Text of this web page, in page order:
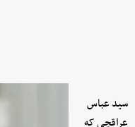
سید عباس
عراقچی که